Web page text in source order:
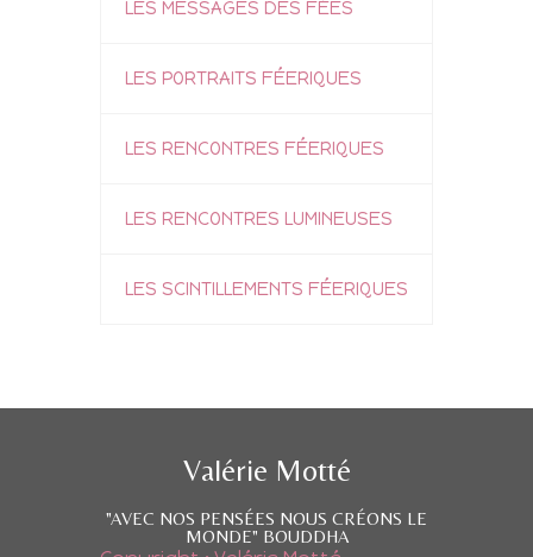
LES MESSAGES DES FÉES
LES PORTRAITS FÉERIQUES
LES RENCONTRES FÉERIQUES
LES RENCONTRES LUMINEUSES
LES SCINTILLEMENTS FÉERIQUES
Valérie Motté
"AVEC NOS PENSÉES NOUS CRÉONS LE
MONDE" BOUDDHA